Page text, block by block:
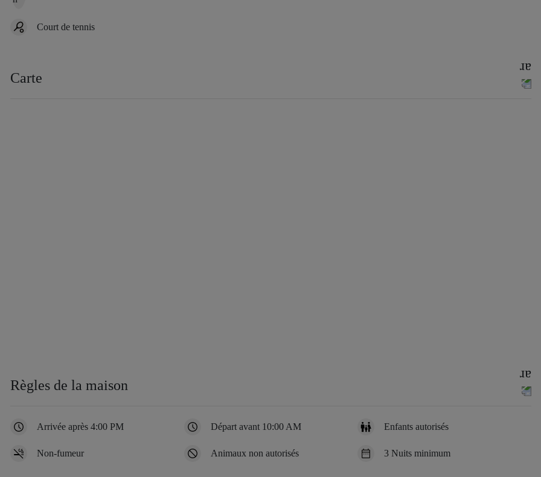
Court de tennis
Carte
Règles de la maison
Arrivée après 4:00 PM Départ avant 10:00 AM Enfants autorisés
Non-fumeur Animaux non autorisés 3 Nuits minimum